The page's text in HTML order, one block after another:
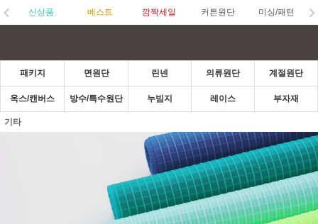
신상품 베스트 깜짝세일 커튼원단 미싱/패턴
패키지 면원단 린넨 의류원단 계절원단
옥스/캔버스 방수/특수원단 누빔지 레이스 부자재
기타